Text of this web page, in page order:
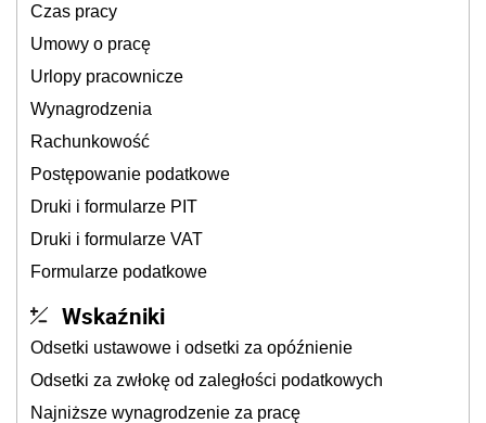
Czas pracy
Umowy o pracę
Urlopy pracownicze
Wynagrodzenia
Rachunkowość
Postępowanie podatkowe
Druki i formularze PIT
Druki i formularze VAT
Formularze podatkowe
Wskaźniki
Odsetki ustawowe i odsetki za opóźnienie
Odsetki za zwłokę od zaległości podatkowych
Najniższe wynagrodzenie za pracę